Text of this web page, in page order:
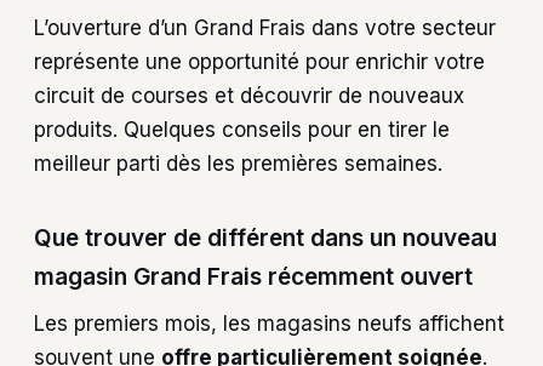
L’ouverture d’un Grand Frais dans votre secteur
représente une opportunité pour enrichir votre
circuit de courses et découvrir de nouveaux
produits. Quelques conseils pour en tirer le
meilleur parti dès les premières semaines.
Que trouver de différent dans un nouveau
magasin Grand Frais récemment ouvert
Les premiers mois, les magasins neufs affichent
souvent une offre particulièrement soignée.